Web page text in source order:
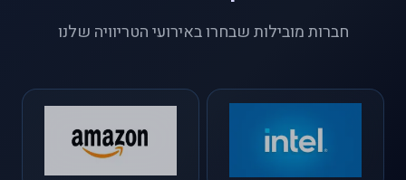
חברות מובילות שבחרו באירועי הטריוויה שלנו